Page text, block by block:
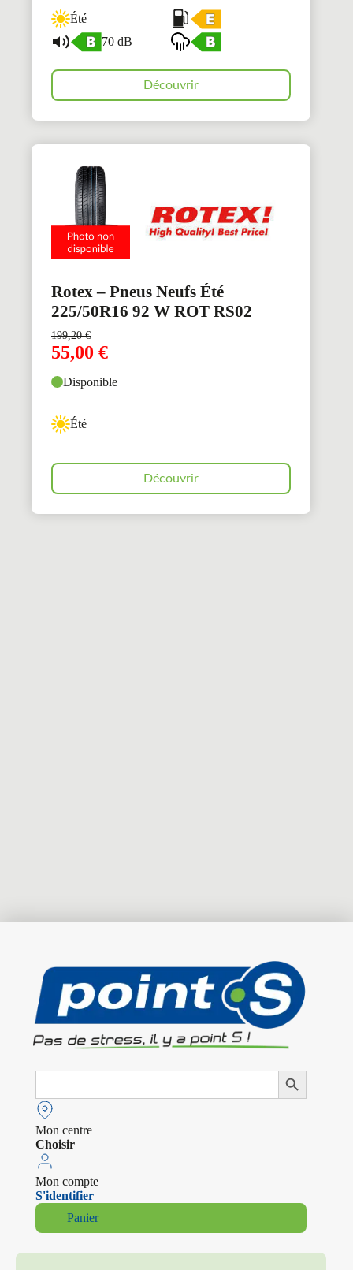
Été
70 dB
Découvrir
Rotex – Pneus Neufs Été
225/50R16 92 W ROT RS02
199,20€
55,00 €
Disponible
Été
Découvrir
Search
Search Button
Mon centre
Choisir
Mon compte
S'identifier
Panier